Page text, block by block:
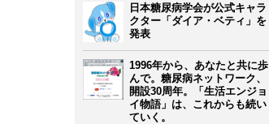
日本糖尿病学会が公式キャラ
クター「ダイア・ベティ」を
発表
1996年から、あなたと共に歩
んで。糖尿病ネットワーク、
開設30周年。「生活エンジョ
イ物語」は、これからも続い
ていく。